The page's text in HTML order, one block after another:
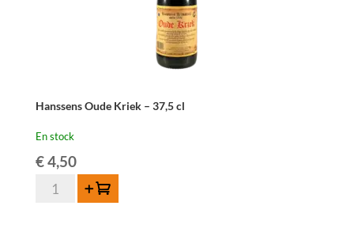
Hanssens Oude Kriek – 37,5 cl
En stock
€4,50
quantité
Ajouter au panier